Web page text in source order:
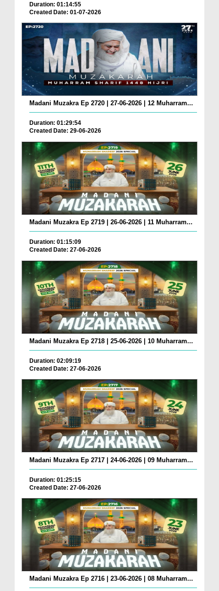
Duration: 01:14:55
Created Date: 01-07-2026
Madani Muzakra Ep 2720 | 27-06-2026 | 12 Muharram...
Duration: 01:29:54
Created Date: 29-06-2026
Madani Muzakra Ep 2719 | 26-06-2026 | 11 Muharram...
Duration: 01:15:09
Created Date: 27-06-2026
Madani Muzakra Ep 2718 | 25-06-2026 | 10 Muharram...
Duration: 02:09:19
Created Date: 27-06-2026
Madani Muzakra Ep 2717 | 24-06-2026 | 09 Muharram...
Duration: 01:25:15
Created Date: 27-06-2026
Madani Muzakra Ep 2716 | 23-06-2026 | 08 Muharram...